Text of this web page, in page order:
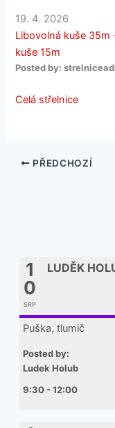
19. 4. 2026
Libovolná kuše 35m
kuše 15m
Posted by:
Celá střelnice
PŘEDCHOZÍ
1
0
SRP
LUDĚK
Puška, tlumič
Posted by:
Ludek Holub
9:30 - 12:00